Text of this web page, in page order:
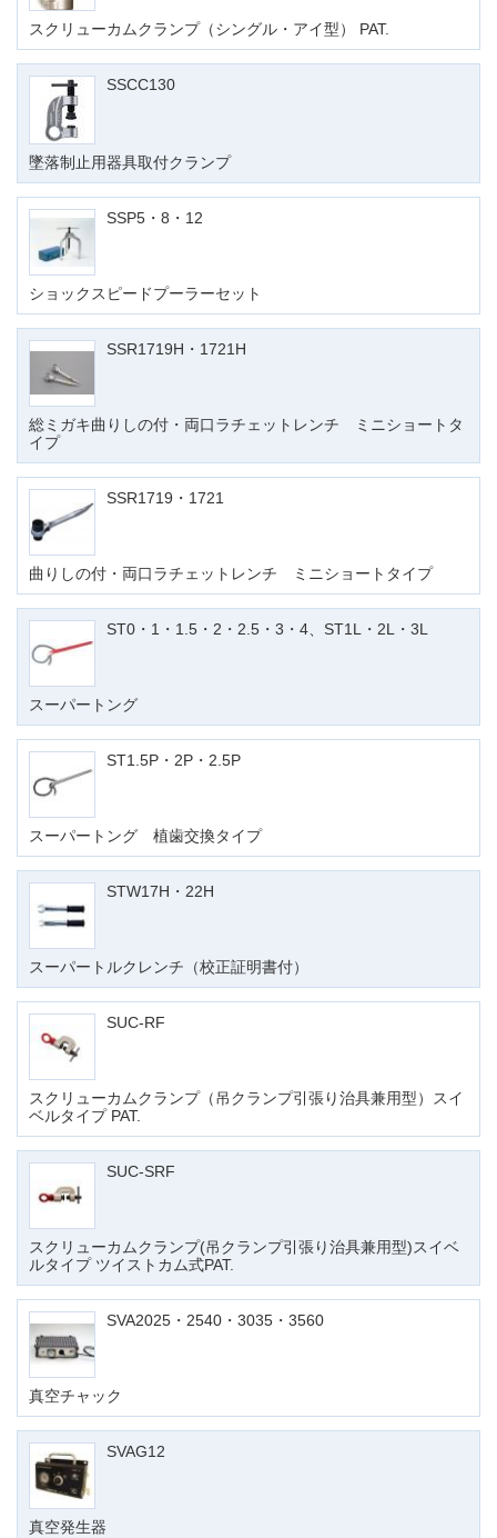
スクリューカムクランプ（シングル・アイ型） PAT.
SSCC130
墜落制止用器具取付クランプ
SSP5・8・12
ショックスピードプーラーセット
SSR1719H・1721H
総ミガキ曲りしの付・両口ラチェットレンチ ミニショートタ
イプ
SSR1719・1721
曲りしの付・両口ラチェットレンチ ミニショートタイプ
ST0・1・1.5・2・2.5・3・4、ST1L・2L・3L
スーパートング
ST1.5P・2P・2.5P
スーパートング 植歯交換タイプ
STW17H・22H
スーパートルクレンチ（校正証明書付）
SUC-RF
スクリューカムクランプ（吊クランプ引張り治具兼用型）スイ
ベルタイプ PAT.
SUC-SRF
スクリューカムクランプ(吊クランプ引張り治具兼用型)スイベ
ルタイプ ツイストカム式PAT.
SVA2025・2540・3035・3560
真空チャック
SVAG12
真空発生器